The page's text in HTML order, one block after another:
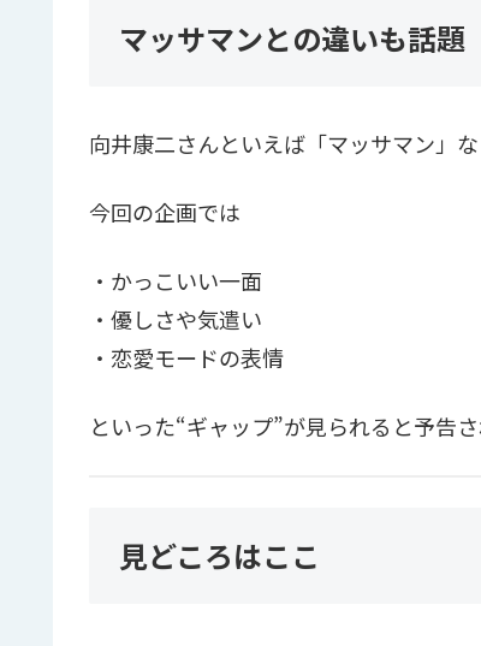
マッサマンとの違いも話題
向井康二さんといえば「マッサマン」
今回の企画では
・かっこいい一面
・優しさや気遣い
・恋愛モードの表情
といった“ギャップ”が見られると予告さ
見どころはここ